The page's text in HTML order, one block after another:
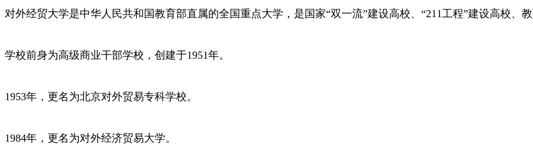
对外经贸大学是中华人民共和国教育部直属的全国重点大学，是国家“双一流”建设高校、“211工程”建设高校、
学校前身为高级商业干部学校，创建于1951年。
1953年，更名为北京对外贸易专科学校。
1984年，更名为对外经济贸易大学。